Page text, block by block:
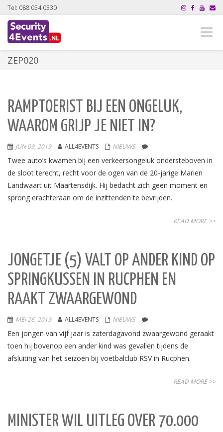
Tel: 088 054 0330
Toggle
ZEP020
RAMPTOERIST BIJ EEN ONGELUK,
WAAROM GRIJP JE NIET IN?
JUN 09, 2019 ALL4EVENTS NIEUWS
Twee auto’s kwamen bij een verkeersongeluk ondersteboven in
de sloot terecht, recht voor de ogen van de 20-jarige Marien
Landwaart uit Maartensdijk. Hij bedacht zich geen moment en
sprong erachteraan om de inzittenden te bevrijden.
READ MORE >>
JONGETJE (5) VALT OP ANDER KIND OP
SPRINGKUSSEN IN RUCPHEN EN
RAAKT ZWAARGEWOND
MEI 26, 2019 ALL4EVENTS NIEUWS
Een jongen van vijf jaar is zaterdagavond zwaargewond geraakt
toen hij bovenop een ander kind was gevallen tijdens de
afsluiting van het seizoen bij voetbalclub RSV in Rucphen.
READ MORE >>
MINISTER WIL UITLEG OVER 70.000